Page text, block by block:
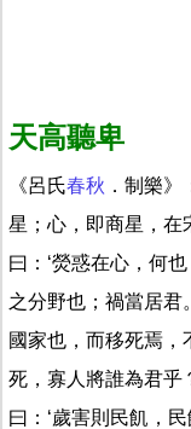
天高聽卑
《呂氏春秋 ．制樂》
星；心，即商星，在
曰：‘熒惑在心，何
之分野也；禍當居君
國家也，而移死焉，
死，寡人將誰為君乎
曰：‘歲害則民飢，